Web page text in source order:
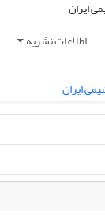
اطلاعات نشریه